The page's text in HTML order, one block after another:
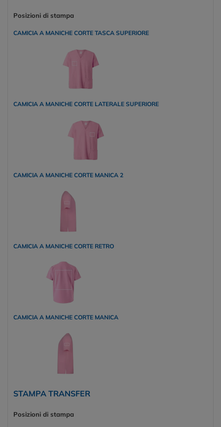
Posizioni di stampa
CAMICIA A MANICHE CORTE TASCA SUPERIORE
CAMICIA A MANICHE CORTE LATERALE SUPERIORE
CAMICIA A MANICHE CORTE MANICA 2
CAMICIA A MANICHE CORTE RETRO
CAMICIA A MANICHE CORTE MANICA
STAMPA TRANSFER
Posizioni di stampa